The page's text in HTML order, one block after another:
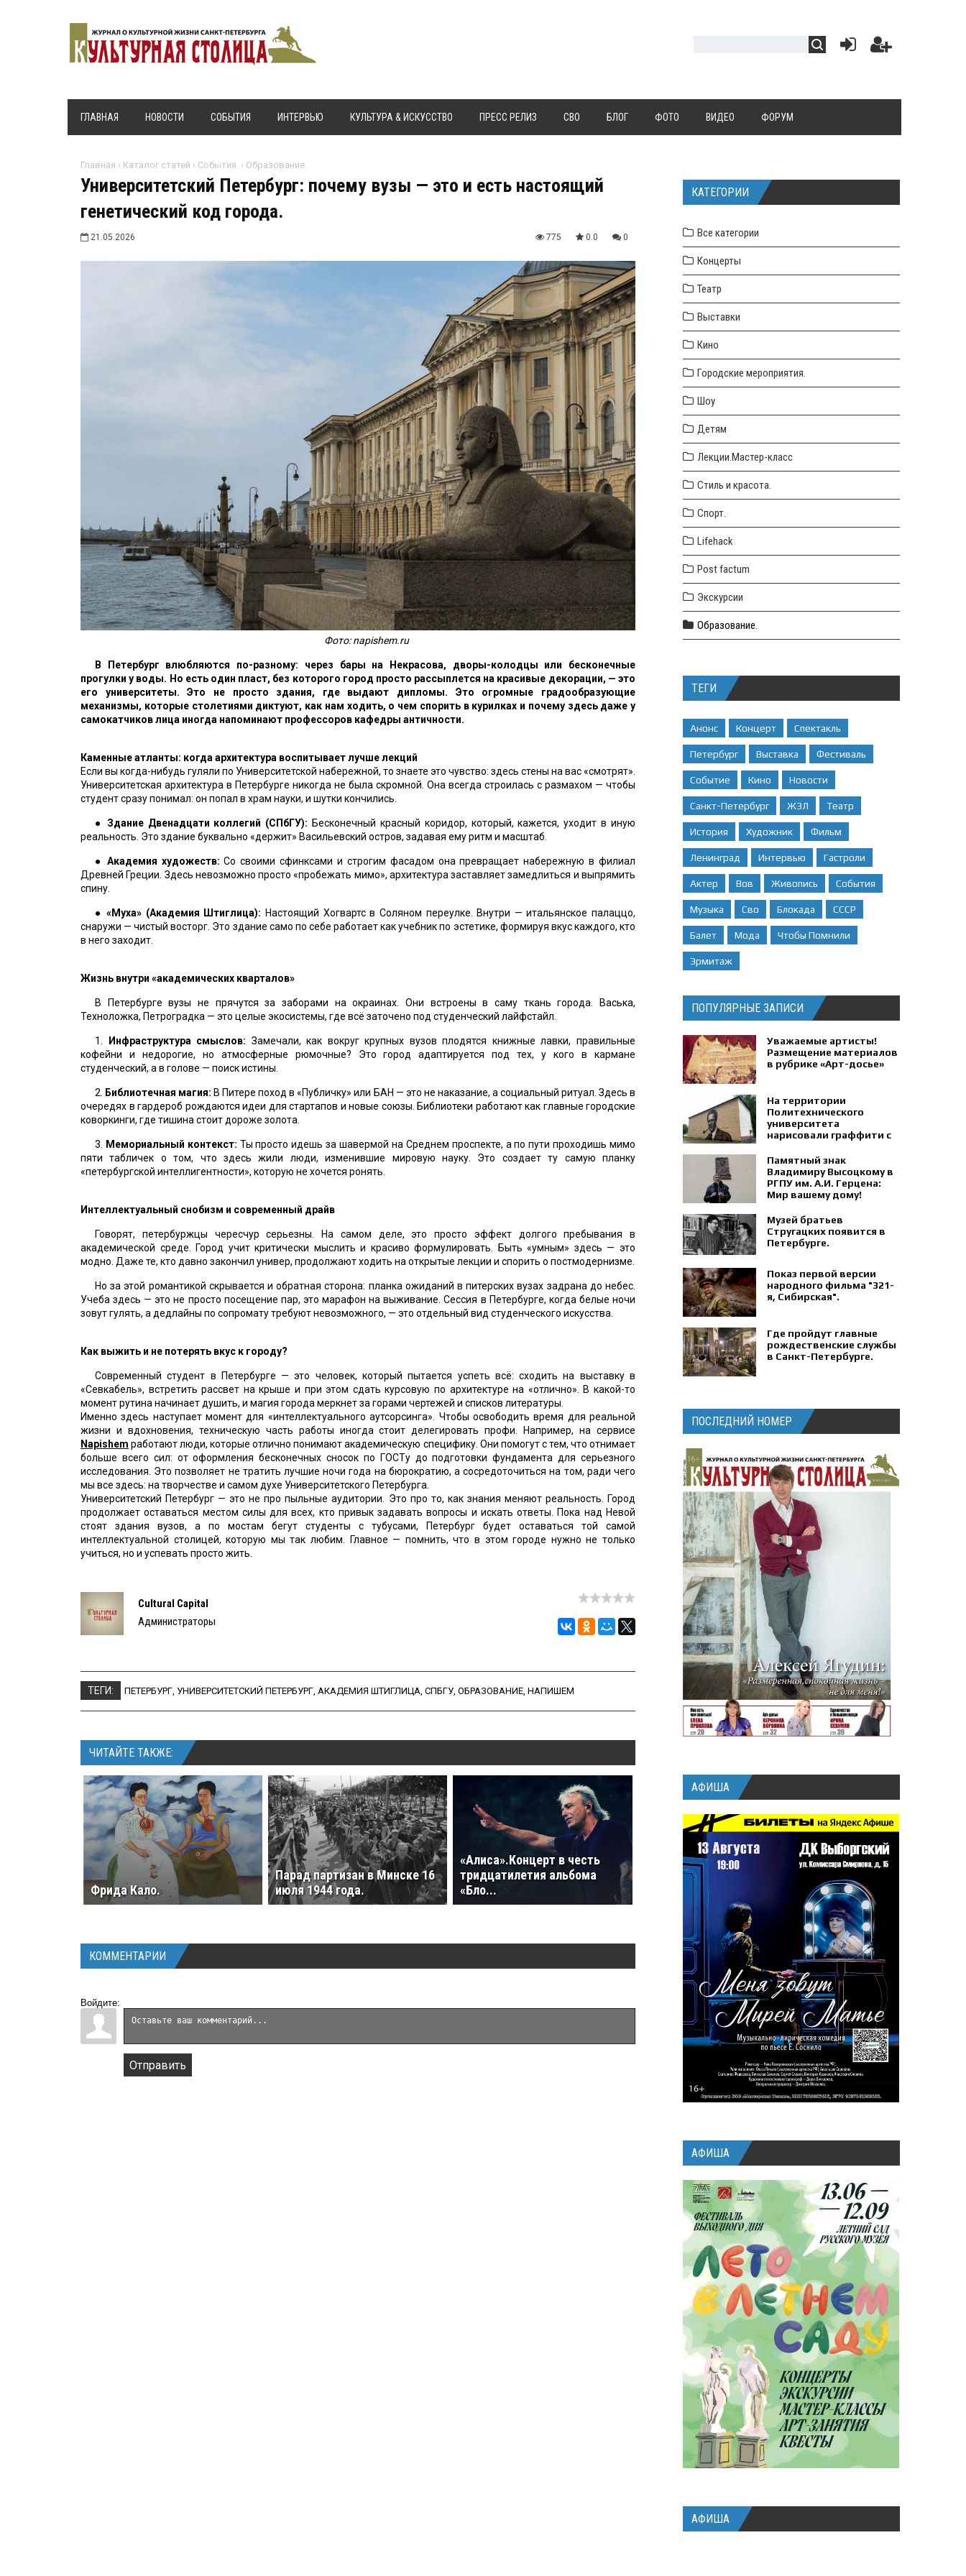
ГЛАВНАЯ НОВОСТИ СОБЫТИЯ ИНТЕРВЬЮ КУЛЬТУРА & ИСКУССТВО ПРЕСС РЕЛИЗ СВО БЛОГ ФОТО ВИДЕО ФОРУМ
Главная › Каталог статей › События. › Образование.
Университетский Петербург: почему вузы — это и есть настоящий
генетический код города.
21.05.2026 775 0.0 0
Фото: napishem.ru
В Петербург влюбляются по-разному: через бары на Некрасова, дворы-колодцы или бесконечные
прогулки у воды. Но есть один пласт, без которого город просто рассыплется на красивые декорации, — это
его университеты. Это не просто здания, где выдают дипломы. Это огромные градообразующие
механизмы, которые столетиями диктуют, как нам ходить, о чем спорить в курилках и почему здесь даже у
самокатчиков лица иногда напоминают профессоров кафедры античности.
Каменные атланты: когда архитектура воспитывает лучше лекций
Если вы когда-нибудь гуляли по Университетской набережной, то знаете это чувство: здесь стены на вас «смотрят».
Университетская архитектура в Петербурге никогда не была скромной. Она всегда строилась с размахом — чтобы
студент сразу понимал: он попал в храм науки, и шутки кончились.
● Здание Двенадцати коллегий (СПбГУ): Бесконечный красный коридор, который, кажется, уходит в иную
реальность. Это здание буквально «держит» Васильевский остров, задавая ему ритм и масштаб.
● Академия художеств: Со своими сфинксами и строгим фасадом она превращает набережную в филиал
Древней Греции. Здесь невозможно просто «пробежать мимо», архитектура заставляет замедлиться и выпрямить
спину.
●«Муха» (Академия Штиглица): Настоящий Хогвартс в Соляном переулке. Внутри — итальянское палаццо,
снаружи — чистый восторг. Это здание само по себе работает как учебник по эстетике, формируя вкус каждого, кто
в него заходит.
Жизнь внутри «академических кварталов»
В Петербурге вузы не прячутся за заборами на окраинах. Они встроены в саму ткань города. Васька,
Техноложка, Петроградка — это целые экосистемы, где всё заточено под студенческий лайфстайл.
1. Инфраструктура смыслов: Замечали, как вокруг крупных вузов плодятся книжные лавки, правильные
кофейни и недорогие, но атмосферные рюмочные? Это город адаптируется под тех, у кого в кармане
студенческий, а в голове — поиск истины.
2. Библиотечная магия: В Питере поход в «Публичку» или БАН — это не наказание, а социальный ритуал. Здесь в
очередях в гардероб рождаются идеи для стартапов и новые союзы. Библиотеки работают как главные городские
коворкинги, где тишина стоит дороже золота.
3. Мемориальный контекст: Ты просто идешь за шавермой на Среднем проспекте, а по пути проходишь мимо
пяти табличек о том, что здесь жили люди, изменившие мировую науку. Это создает ту самую планку
«петербургской интеллигентности», которую не хочется ронять.
Интеллектуальный снобизм и современный драйв
Говорят, петербуржцы чересчур серьезны. На самом деле, это просто эффект долгого пребывания в
академической среде. Город учит критически мыслить и красиво формулировать. Быть «умным» здесь — это
модно. Даже те, кто давно закончил универ, продолжают ходить на открытые лекции и спорить о постмодернизме.
Но за этой романтикой скрывается и обратная сторона: планка ожиданий в питерских вузах задрана до небес.
Учеба здесь — это не просто посещение пар, это марафон на выживание. Сессия в Петербурге, когда белые ночи
зовут гулять, а дедлайны по сопромату требуют невозможного, — это отдельный вид студенческого искусства.
Как выжить и не потерять вкус к городу?
Современный студент в Петербурге — это человек, который пытается успеть всё: сходить на выставку в
«Севкабель», встретить рассвет на крыше и при этом сдать курсовую по архитектуре на «отлично». В какой-то
момент рутина начинает душить, и магия города меркнет за горами чертежей и списков литературы.
Именно здесь наступает момент для «интеллектуального аутсорсинга». Чтобы освободить время для реальной
жизни и вдохновения, техническую часть работы иногда стоит делегировать профи. Например, на сервисе
Napishem работают люди, которые отлично понимают академическую специфику. Они помогут с тем, что отнимает
больше всего сил: от оформления бесконечных сносок по ГОСТу до подготовки фундамента для серьезного
исследования. Это позволяет не тратить лучшие ночи года на бюрократию, а сосредоточиться на том, ради чего
мы все здесь: на творчестве и самом духе Университетского Петербурга.
Университетский Петербург — это не про пыльные аудитории. Это про то, как знания меняют реальность. Город
продолжает оставаться местом силы для всех, кто привык задавать вопросы и искать ответы. Пока над Невой
стоят здания вузов, а по мостам бегут студенты с тубусами, Петербург будет оставаться той самой
интеллектуальной столицей, которую мы так любим. Главное — помнить, что в этом городе нужно не только
учиться, но и успевать просто жить.
Cultural Capital
Администраторы
ТЕГИ: ПЕТЕРБУРГ, УНИВЕРСИТЕТСКИЙ ПЕТЕРБУРГ, АКАДЕМИЯ ШТИГЛИЦА, СПБГУ, ОБРАЗОВАНИЕ, НАПИШЕМ
ЧИТАЙТЕ ТАКЖЕ:
Фрида Кало.
Парад партизан в Минске 16
июля 1944 года.
«Алиса».Концерт в честь
тридцатилетия альбома
«Бло...
КОММЕНТАРИИ
Войдите:
Отправить
КАТЕГОРИИ
Все категории
Концерты
Театр
Выставки
Кино
Городские мероприятия.
Шоу
Детям
Лекции.Мастер-класс
Стиль и красота.
Спорт.
Lifehack
Post factum
Экскурсии
Образование.
ТЕГИ
Анонс Концерт Спектакль
Петербург Выставка Фестиваль
Событие Кино Новости
Санкт-Петербург ЖЗЛ Театр
История Художник Фильм
Ленинград Интервью Гастроли
Актер Вов Живопись События
Музыка Сво Блокада СССР
Балет Мода Чтобы Помнили
Эрмитаж
ПОПУЛЯРНЫЕ ЗАПИСИ
Уважаемые артисты!
Размещение материалов
в рубрике «Арт-досье»
На территории
Политехнического
университета
нарисовали граффити с
Петра Капицы.
Памятный знак
Владимиру Высоцкому в
РГПУ им. А.И. Герцена:
Мир вашему дому!
Музей братьев
Стругацких появится в
Петербурге‍.
Показ первой версии
народного фильма "321-
я, Сибирская".
Где пройдут главные
рождественские службы
в Санкт-Петербурге.
ПОСЛЕДНИЙ НОМЕР
АФИША
АФИША
АФИША